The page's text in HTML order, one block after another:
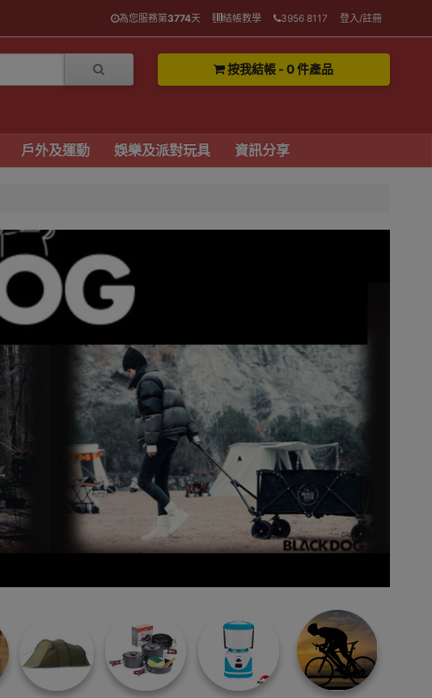
為您服務第3774天 結帳教學 3956 8117 登入/註冊
按我結帳 - 0 件產品
戶外及運動 娛樂及派對玩具 資訊分享